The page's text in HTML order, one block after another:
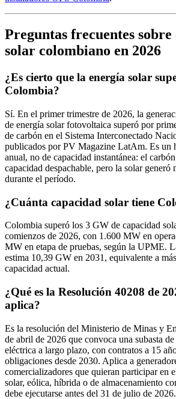
Preguntas frecuentes
solar colombiano en 2026
¿Es cierto que la energía solar
Colombia?
Sí. En el primer trimestre de 2026, la
de energía solar fotovoltaica superó por
de carbón en el Sistema Interconectado
publicados por PV Magazine LatAm. Es un
anual, no de capacidad instantánea: el
capacidad despachable, pero la solar generó
durante el período.
¿Cuánta capacidad solar tiene
Colombia superó los 3 GW de capacidad
comienzos de 2026, con 1.600 MW en
MW en etapa de pruebas, según la UPME.
estima 10,39 GW en 2031, equivalente a
capacidad actual.
¿Qué es la Resolución 40208 de
aplica?
Es la resolución del Ministerio de Minas y
de abril de 2026 que convoca una subasta
eléctrica a largo plazo, con contratos a 15
obligaciones desde 2030. Aplica a
comercializadores que quieran participar en
solar, eólica, híbrida o de almacenamiento
debe ejecutarse antes del 31 de julio de 2026.